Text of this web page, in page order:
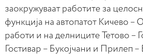
заокружуваат работите за
функција на автопатот Кичево –
работи и на делниците Тетово –
Гостивар – Букојчани и Прилеп